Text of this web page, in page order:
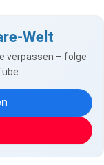
Welt
verpassen – folge